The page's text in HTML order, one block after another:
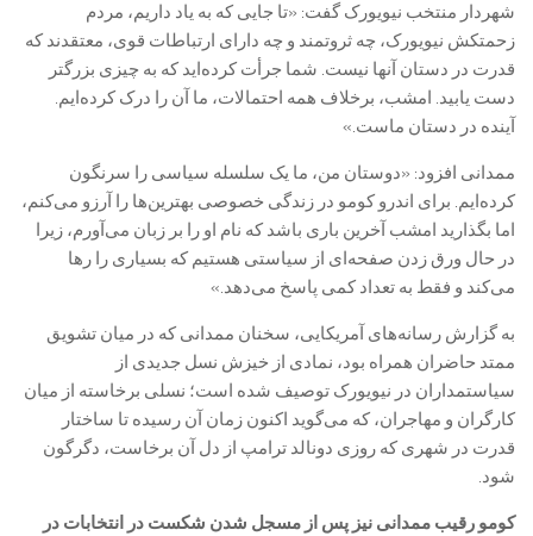
شهردار منتخب نیویورک گفت: «تا جایی که به یاد داریم، مردم
زحمتکش نیویورک، چه ثروتمند و چه دارای ارتباطات قوی، معتقدند که
قدرت در دستان آنها نیست. شما جرأت کرده‌اید که به چیزی بزرگتر
دست یابید. امشب، برخلاف همه احتمالات، ما آن را درک کرده‌ایم.
آینده در دستان ماست.»
ممدانی افزود: «دوستان من، ما یک سلسله سیاسی را سرنگون
کرده‌ایم. برای اندرو کومو در زندگی خصوصی بهترین‌ها را آرزو می‌کنم،
اما بگذارید امشب آخرین باری باشد که نام او را بر زبان می‌آورم، زیرا
در حال ورق زدن صفحه‌ای از سیاستی هستیم که بسیاری را رها
می‌کند و فقط به تعداد کمی پاسخ می‌دهد.»
به گزارش رسانه‌های آمریکایی، سخنان ممدانی که در میان تشویق
ممتد حاضران همراه بود، نمادی از خیزش نسل جدیدی از
سیاستمداران در نیویورک توصیف شده است؛ نسلی برخاسته از میان
کارگران و مهاجران، که می‌گوید اکنون زمان آن رسیده تا ساختار
قدرت در شهری که روزی دونالد ترامپ از دل آن برخاست، دگرگون
شود.
کومو رقیب ممدانی نیز پس از مسجل شدن شکست در انتخابات در